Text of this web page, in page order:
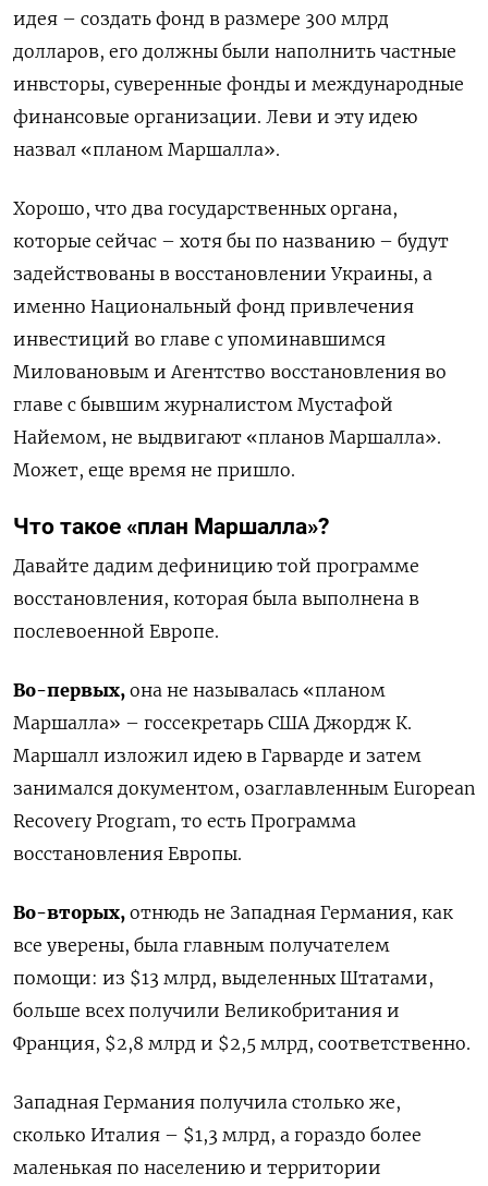
идея – создать фонд в размере 300 млрд
долларов, его должны были наполнить частные
инвсторы, суверенные фонды и международные
финансовые организации. Леви и эту идею
назвал «планом Маршалла».
Хорошо, что два государственных органа,
которые сейчас – хотя бы по названию – будут
задействованы в восстановлении Украины, а
именно Национальный фонд привлечения
инвестиций во главе с упоминавшимся
Миловановым и Агентство восстановления во
главе с бывшим журналистом Мустафой
Найемом, не выдвигают «планов Маршалла».
Может, еще время не пришло.
Что такое «план Маршалла»?
Давайте дадим дефиницию той программе
восстановления, которая была выполнена в
послевоенной Европе.
Во-первых, она не называлась «планом
Маршалла» – госсекретарь США Джордж К.
Маршалл изложил идею в Гарварде и затем
занимался документом, озаглавленным European
Recovery Program, то есть Программа
восстановления Европы.
Во-вторых, отнюдь не Западная Германия, как
все уверены, была главным получателем
помощи: из $13 млрд, выделенных Штатами,
больше всех получили Великобритания и
Франция, $2,8 млрд и $2,5 млрд, соответственно.
Западная Германия получила столько же,
сколько Италия – $1,3 млрд, а гораздо более
маленькая по населению и территории